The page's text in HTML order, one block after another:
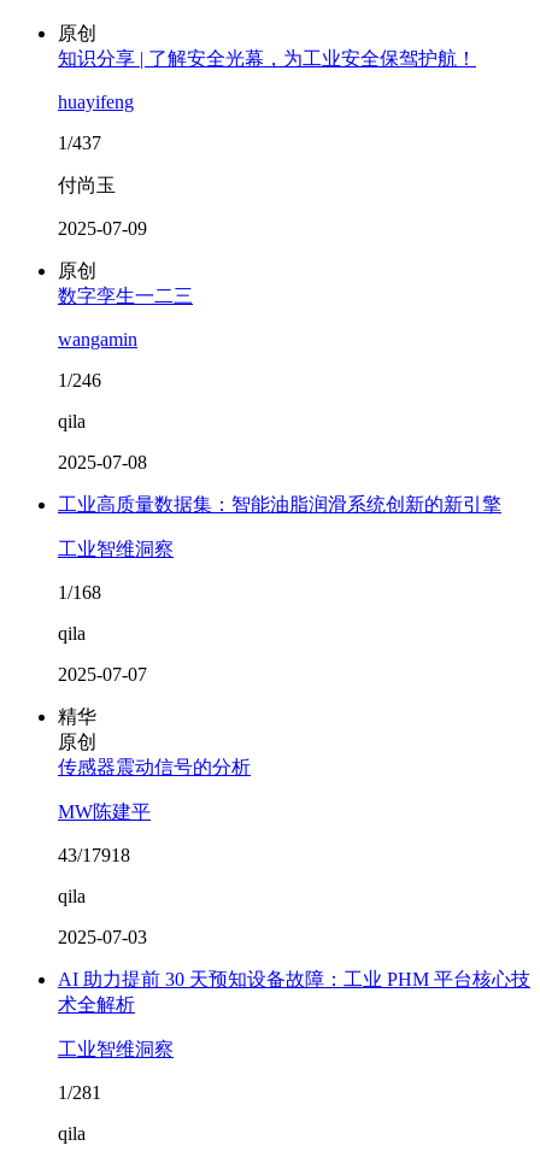
原创
知识分享 | 了解安全光幕，为工业安全保驾护航！
huayifeng
1/437
付尚玉
2025-07-09
原创
数字孪生一二三
wangamin
1/246
qila
2025-07-08
工业高质量数据集：智能油脂润滑系统创新的新引擎
工业智维洞察
1/168
qila
2025-07-07
精华
原创
传感器震动信号的分析
MW陈建平
43/17918
qila
2025-07-03
AI 助力提前 30 天预知设备故障：工业 PHM 平台核心技
术全解析
工业智维洞察
1/281
qila